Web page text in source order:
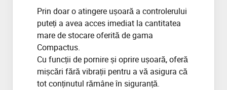
Prin doar o atingere ușoară a controlerului
puteți a avea acces imediat la cantitatea
mare de stocare oferită de gama
Compactus.
Cu funcții de pornire și oprire ușoară, oferă
mișcări fără vibrații pentru a vă asigura că
tot conținutul rămâne în siguranță.